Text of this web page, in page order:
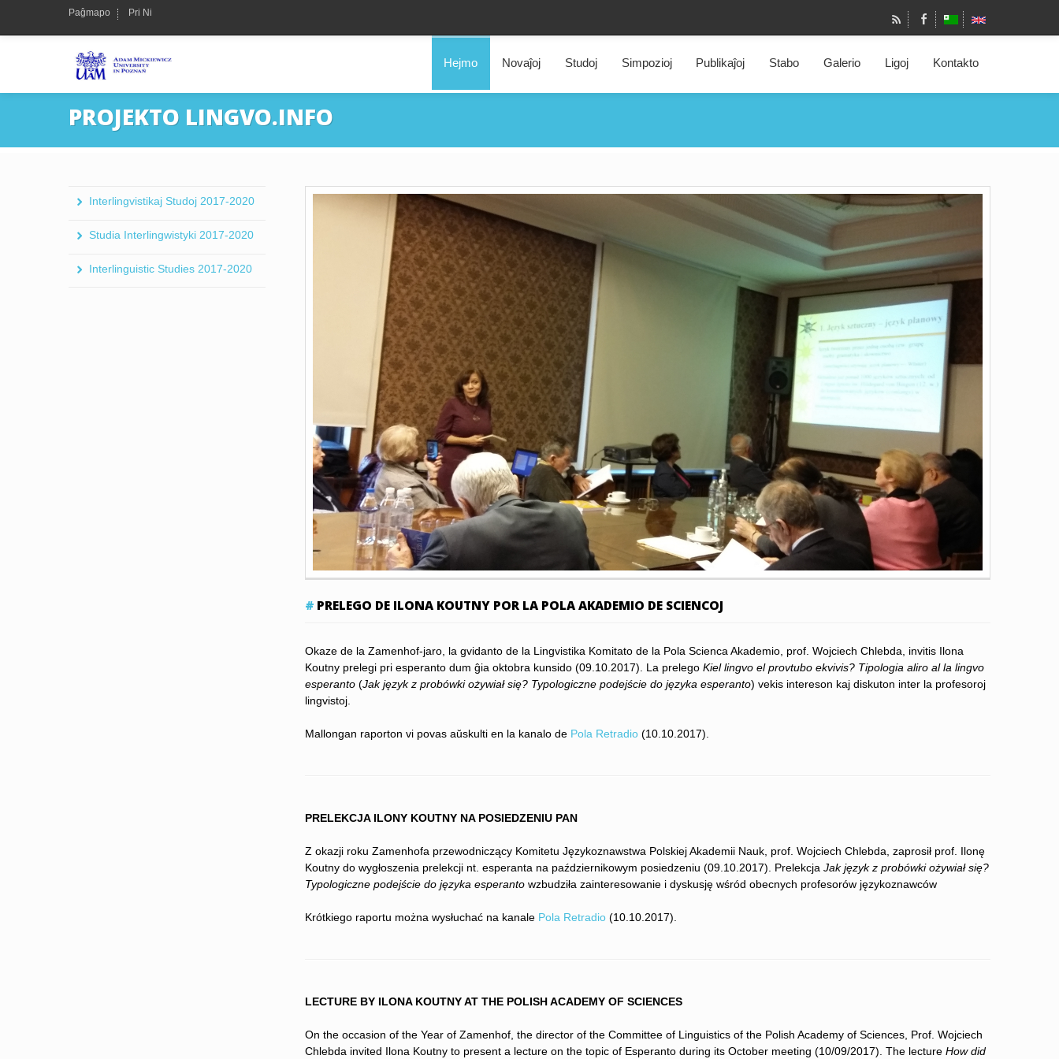
Paĝmapo Pri Ni
Hejmo Novaĵoj Studoj Simpozioj Publikaĵoj Stabo Galerio Ligoj Kontakto
PROJEKTO LINGVO.INFO
Interlingvistikaj Studoj 2017-2020
Studia Interlingwistyki 2017-2020
Interlinguistic Studies 2017-2020
PRELEGO DE ILONA KOUTNY POR LA POLA AKADEMIO DE SCIENCOJ
Okaze de la Zamenhof-jaro, la gvidanto de la Lingvistika Komitato de la Pola Scienca Akademio, prof. Wojciech Chlebda, invitis Ilona
Koutny prelegi pri esperanto dum ĝia oktobra kunsido (09.10.2017). La prelego Kiel lingvo el provtubo ekvivis? Tipologia aliro al la lingvo
esperanto (Jak język z probówki ożywiał się? Typologiczne podejście do języka esperanto) vekis intereson kaj diskuton inter la profesoroj
lingvistoj.
Mallongan raporton vi povas aŭskulti en la kanalo de Pola Retradio (10.10.2017).
PRELEKCJA ILONY KOUTNY NA POSIEDZENIU PAN
Z okazji roku Zamenhofa przewodniczący Komitetu Językoznawstwa Polskiej Akademii Nauk, prof. Wojciech Chlebda, zaprosił prof. Ilonę
Koutny do wygłoszenia prelekcji nt. esperanta na październikowym posiedzeniu (09.10.2017). Prelekcja Jak język z probówki ożywiał się?
Typologiczne podejście do języka esperanto wzbudziła zainteresowanie i dyskusję wśród obecnych profesorów językoznawców
Krótkiego raportu można wysłuchać na kanale Pola Retradio (10.10.2017).
LECTURE BY ILONA KOUTNY AT THE POLISH ACADEMY OF SCIENCES
On the occasion of the Year of Zamenhof, the director of the Committee of Linguistics of the Polish Academy of Sciences, Prof. Wojciech
Chlebda invited Ilona Koutny to present a lecture on the topic of Esperanto during its October meeting (10/09/2017). The lecture How did